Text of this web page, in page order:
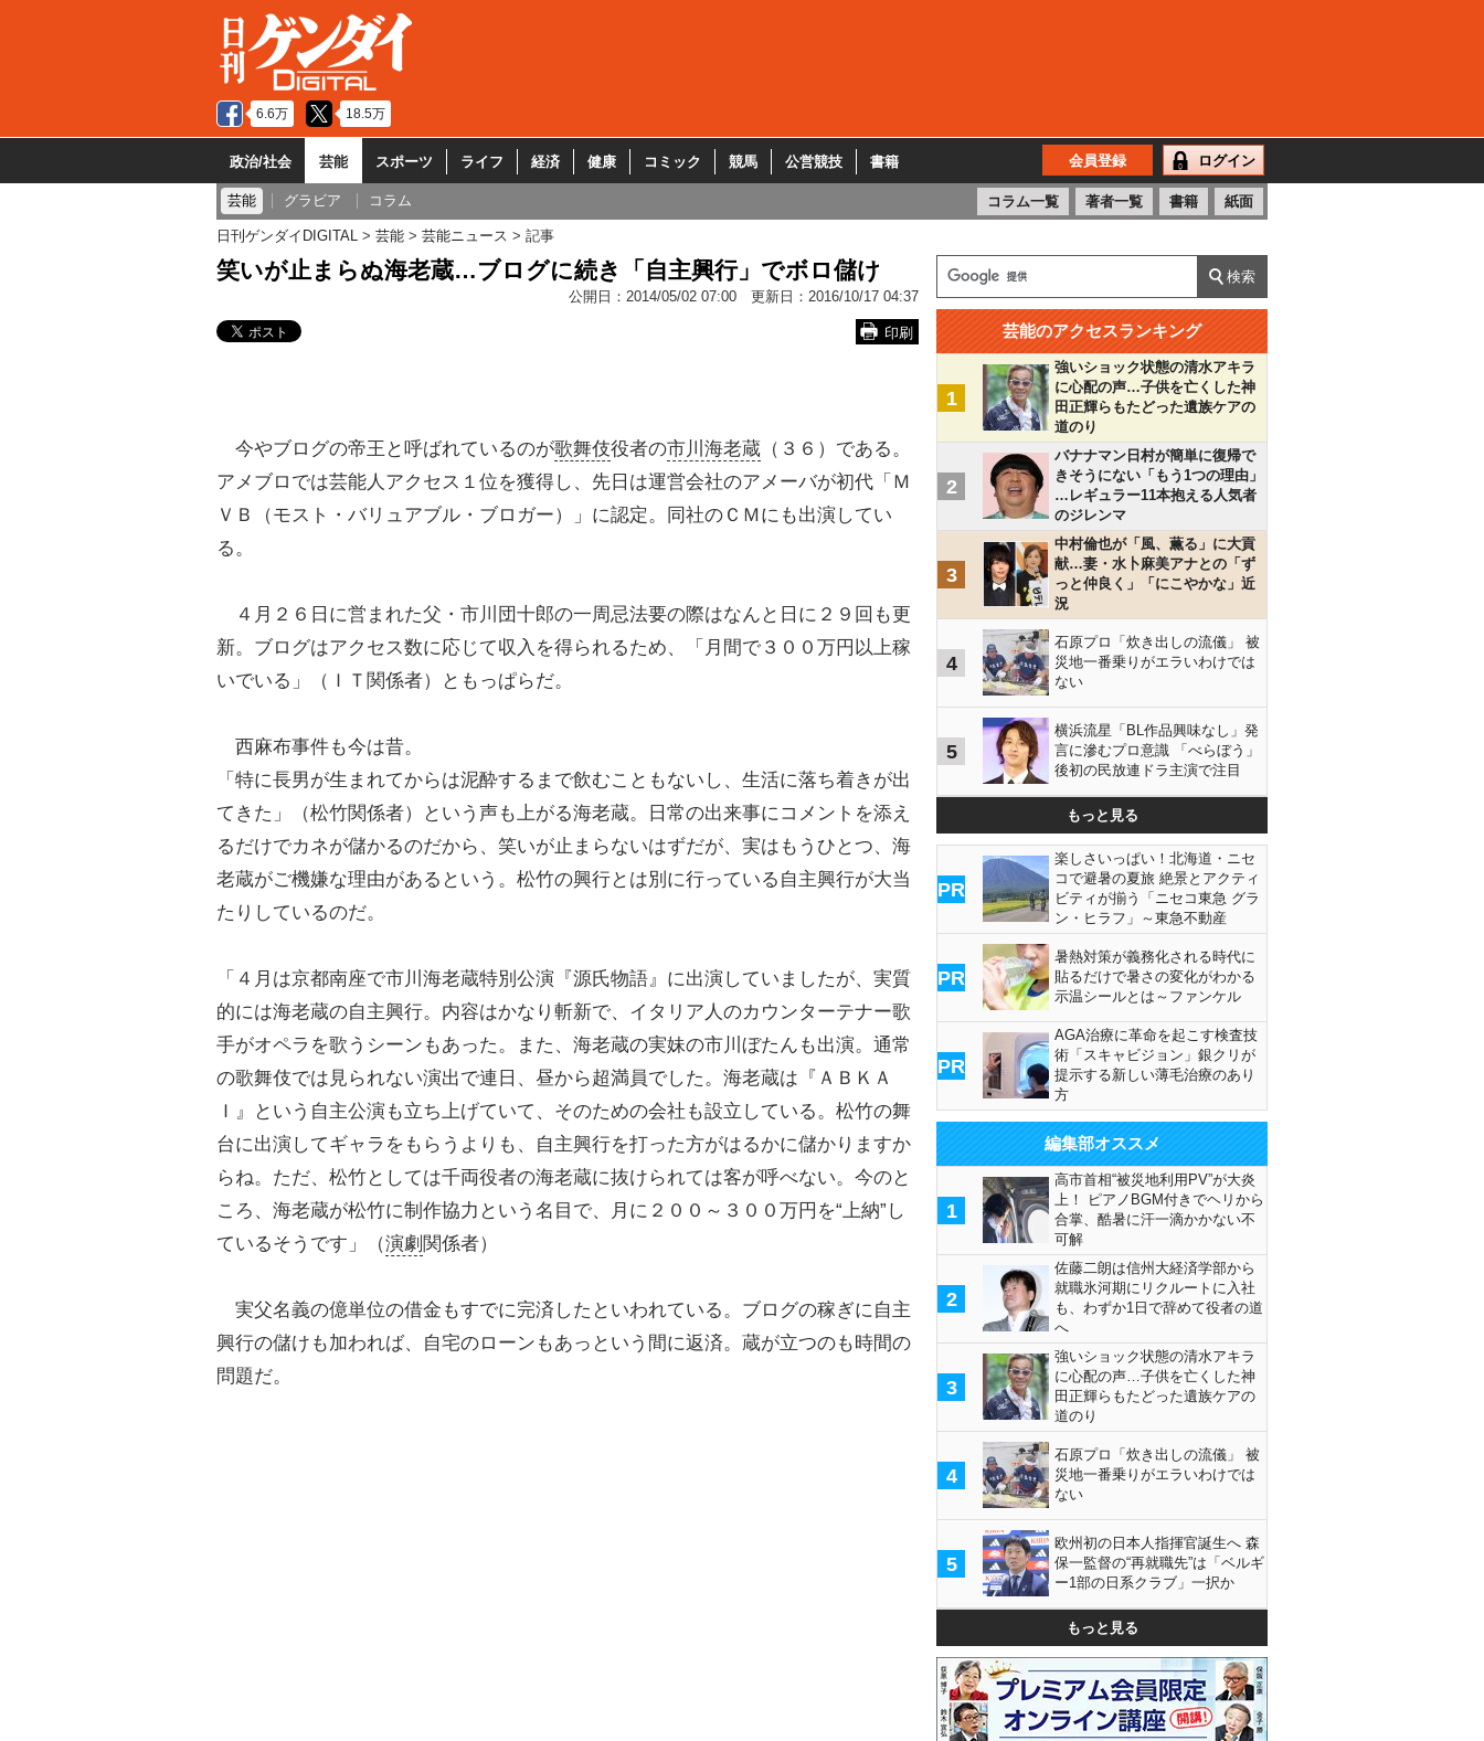
6.6万 18.5万
政治/社会 芸能 スポーツ ライフ 経済 健康 コミック 競馬 公営競技 書籍 会員登録 ログイン
芸能 グラビア コラム コラム一覧 著者一覧 書籍 紙面
日刊ゲンダイDIGITAL 芸能 芸能ニュース 記事
笑いが止まらぬ海老蔵…ブログに続き「自主興行」でボロ儲け
公開日： 2014/05/02 07:00 更新日： 2016/10/17 04:37
印刷
今やブログの帝王と呼ばれているのが歌舞伎役者の市川海老蔵 （３６）である。
アメブロでは芸能人アクセス１位を獲得し、先日は運営会社のアメーバが初代「Ｍ
ＶＢ（モスト・バリュアブル・ブロガー）」に認定。同社のＣＭにも出演してい
る。
４月２６日に営まれた父・市川団十郎の一周忌法要の際はなんと日に２９回も更
新。ブログはアクセス数に応じて収入を得られるため、「月間で３００万円以上稼
いでいる」（ＩＴ関係者）ともっぱらだ。
西麻布事件も今は昔。
「特に長男が生まれてからは泥酔するまで飲むこともないし、生活に落ち着きが出
てきた」（松竹関係者）という声も上がる海老蔵。日常の出来事にコメントを添え
るだけでカネが儲かるのだから、笑いが止まらないはずだが、実はもうひとつ、海
老蔵がご機嫌な理由があるという。松竹の興行とは別に行っている自主興行が大当
たりしているのだ。
「４月は京都南座で市川海老蔵特別公演『源氏物語』に出演していましたが、実質
的には海老蔵の自主興行。内容はかなり斬新で、イタリア人のカウンターテナー歌
手がオペラを歌うシーンもあった。また、海老蔵の実妹の市川ぼたんも出演。通常
の歌舞伎では見られない演出で連日、昼から超満員でした。海老蔵は『ＡＢＫＡ
Ｉ』という自主公演も立ち上げていて、そのための会社も設立している。松竹の舞
台に出演してギャラをもらうよりも、自主興行を打った方がはるかに儲かりますか
らね。ただ、松竹としては千両役者の海老蔵に抜けられては客が呼べない。今のと
ころ、海老蔵が松竹に制作協力という名目で、月に２００～３００万円を“上納”し
ているそうです」（演劇 関係者）
実父名義の億単位の借金もすでに完済したといわれている。ブログの稼ぎに自主
興行の儲けも加われば、自宅のローンもあっという間に返済。蔵が立つのも時間の
問題だ。
芸能のアクセスランキング
1
強いショック状態の清水アキラ
に心配の声…子供を亡くした神
田正輝らもたどった遺族ケアの
道のり
2
バナナマン日村が簡単に復帰で
きそうにない「もう1つの理由」
…レギュラー11本抱える人気者
のジレンマ
3
中村倫也が「風、薫る」に大貢
献…妻・水卜麻美アナとの「ず
っと仲良く」「にこやかな」近
況
4
石原プロ「炊き出しの流儀」 被
災地一番乗りがエラいわけでは
ない
5
横浜流星「BL作品興味なし」発
言に滲むプロ意識 「べらぼう」
後初の民放連ドラ主演で注目
もっと見る
PR
楽しさいっぱい！北海道・ニセ
コで避暑の夏旅 絶景とアクティ
ビティが揃う「ニセコ東急 グラ
ン・ヒラフ」～東急不動産
PR
暑熱対策が義務化される時代に
貼るだけで暑さの変化がわかる
示温シールとは～ファンケル
PR
AGA治療に革命を起こす検査技
術「スキャビジョン」銀クリが
提示する新しい薄毛治療のあり
方
編集部オススメ
1
高市首相“被災地利用PV”が大炎
上！ ピアノBGM付きでヘリから
合掌、酷暑に汗一滴かかない不
可解
2
佐藤二朗は信州大経済学部から
就職氷河期にリクルートに入社
も、わずか1日で辞めて役者の道
へ
3
強いショック状態の清水アキラ
に心配の声…子供を亡くした神
田正輝らもたどった遺族ケアの
道のり
4
石原プロ「炊き出しの流儀」 被
災地一番乗りがエラいわけでは
ない
5
欧州初の日本人指揮官誕生へ 森
保一監督の“再就職先”は「ベルギ
ー1部の日系クラブ」一択か
もっと見る